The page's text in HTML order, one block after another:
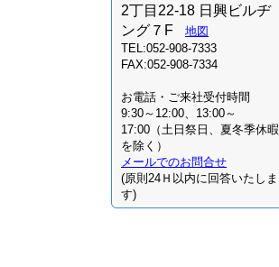
2丁目22-18 日興ビルヂ
ング７F
地図
TEL:052-908-7333
FAX:052-908-7334
お電話・ご来社受付時間
9:30～12:00、13:00～
17:00（土日祭日、夏冬季休暇
を除く）
メールでのお問合せ
(原則24Ｈ以内に回答いたしま
す)